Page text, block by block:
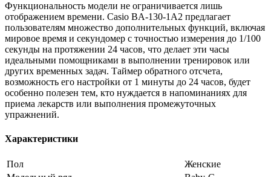
Функциональность модели не ограничивается лишь
отображением времени. Casio BA-130-1A2 предлагает
пользователям множество дополнительных функций, включая
мировое время и секундомер с точностью измерения до 1/100
секунды на протяжении 24 часов, что делает эти часы
идеальными помощниками в выполнении тренировок или
других временных задач. Таймер обратного отсчета,
возможность его настройки от 1 минуты до 24 часов, будет
особенно полезен тем, кто нуждается в напоминаниях для
приема лекарств или выполнения промежуточных
упражнений.
Характеристики
Пол
Женские